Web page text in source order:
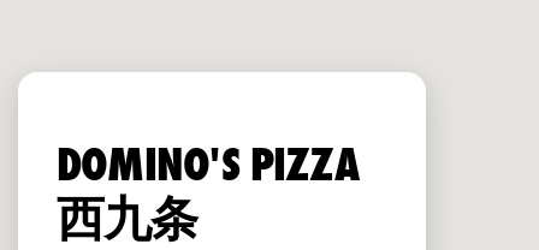
DOMINO'S PIZZA
西九条